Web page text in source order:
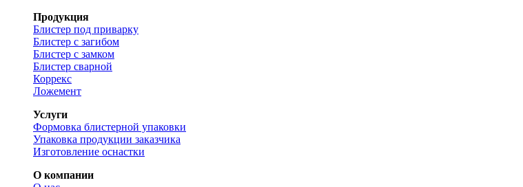
Продукция
Блистер под приварку
Блистер с загибом
Блистер с замком
Блистер сварной
Коррекс
Ложемент
Услуги
Формовка блистерной упаковки
Упаковка продукции заказчика
Изготовление оснастки
О компании